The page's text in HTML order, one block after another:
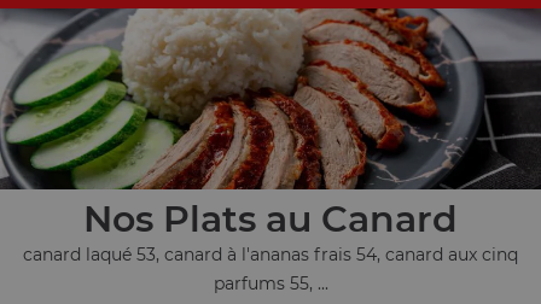
Nos Plats au Canard
canard laqué 53, canard à l'ananas frais 54, canard aux cinq
parfums 55, ...